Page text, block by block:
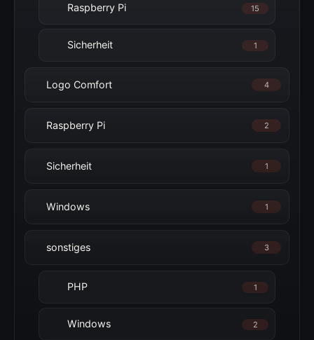
Raspberry Pi 15
Sicherheit 1
Logo Comfort 4
Raspberry Pi 2
Sicherheit 1
Windows 1
sonstiges 3
PHP 1
Windows 2